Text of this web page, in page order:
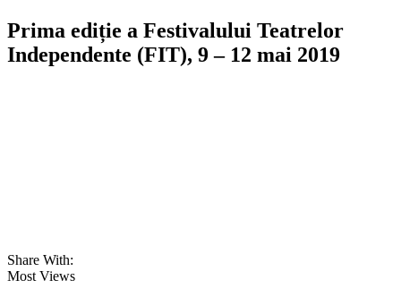
Prima ediție a Festivalului Teatrelor
Independente (FIT), 9 – 12 mai 2019
Share With:
Most Views